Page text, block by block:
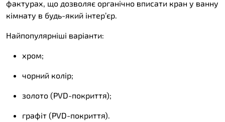
фактурах, що дозволяє органічно вписати кран у ванну
кімнату в будь-який інтер’єр.
Найпопулярніші варіанти:
хром;
чорний колір;
золото (PVD-покриття);
графіт (PVD-покриття).